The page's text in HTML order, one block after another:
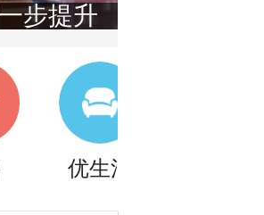
新城新程——凤凰网城市更新《明日之城》第六季启幕
优生活